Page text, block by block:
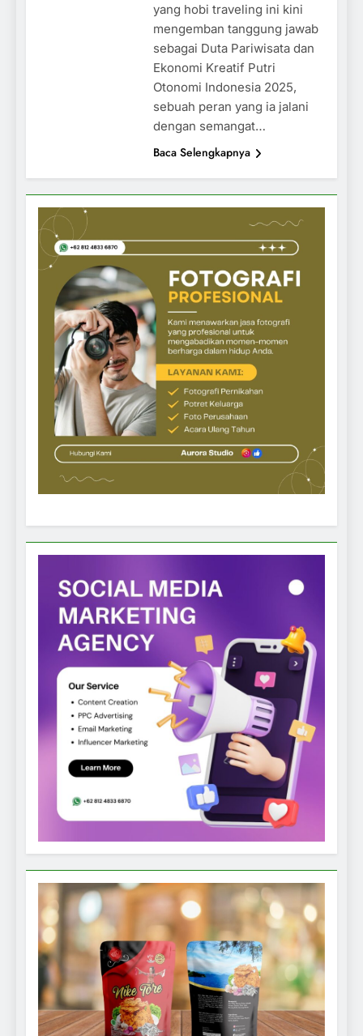
yang hobi traveling ini kini
mengemban tanggung jawab
sebagai Duta Pariwisata dan
Ekonomi Kreatif Putri
Otonomi Indonesia 2025,
sebuah peran yang ia jalani
dengan semangat…
Baca Selengkapnya